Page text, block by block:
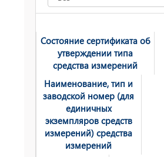
Состояние сертификата об
утверждении типа
средства измерений
Наименование, тип и
заводской номер (для
единичных
экземпляров средств
измерений) средства
измерений